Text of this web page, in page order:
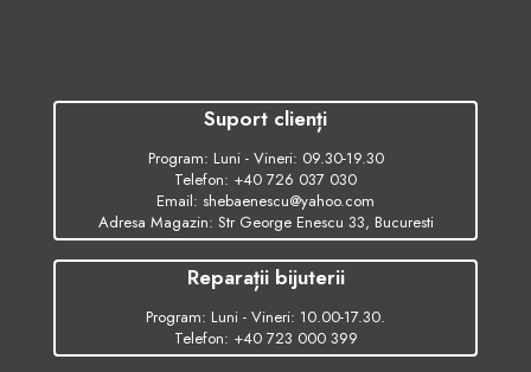
Suport clienți
Program: Luni - Vineri: 09.30-19.30
Telefon: +40 726 037 030
Email: shebaenescu@yahoo.com
Adresa Magazin: Str George Enescu 33, Bucuresti
Reparații bijuterii
Program: Luni - Vineri: 10.00-17.30.
Telefon: +40 723 000 399